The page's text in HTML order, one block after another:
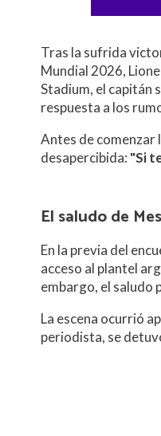
Tras la sufrida
Mundial 2026,
Stadium, el capitán
respuesta a los
Antes de comenzar
desapercibida: "Si
El saludo de
En la previa del
acceso al plantel
embargo, el saludo
La escena ocurrió
periodista, se